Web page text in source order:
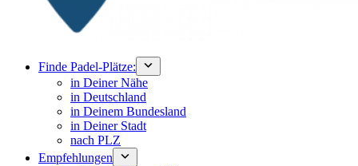
Finde Padel-Plätze:
in Deiner Nähe
in Deutschland
in Deinem Bundesland
in Deiner Stadt
nach PLZ
Empfehlungen